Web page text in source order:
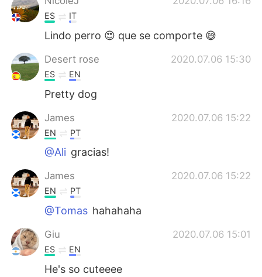
ES IT
Lindo perro 😍 que se comporte 😅
Desert rose 2020.07.06 15:30
ES EN
Pretty dog
James 2020.07.06 15:22
EN PT
@Ali gracias!
James 2020.07.06 15:22
EN PT
@Tomas hahahaha
Giu 2020.07.06 15:01
ES EN
He's so cuteeee